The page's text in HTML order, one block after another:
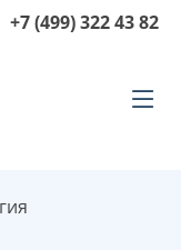
+7 (499) 322 43 82